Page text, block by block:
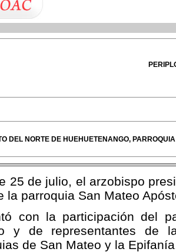
DEL NORTE DE HUEHUETENANGO,
25 de julio, el arzobispo
la parroquia San Mateo
con la participación del
y de representantes de
de San Mateo y la